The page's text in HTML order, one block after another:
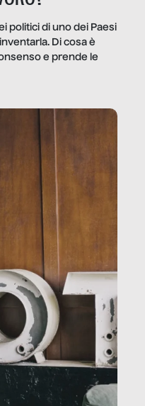
politici di uno dei Paesi
Di cosa è
e prende le